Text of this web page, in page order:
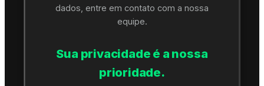
dados, entre em contato com a nossa
equipe.
Sua privacidade é a nossa
prioridade.